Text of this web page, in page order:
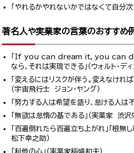
「やれるかやれないかではなくて自分次
著名人や実業家の言葉のおすすめ例
「If you can dream it, you can do
なら、それは実現できる」（ウォルト･ディ
「変えるにはリスクが伴う。変えなけれ
（宇宙飛行士 ジョン・ヤング）
「努力する人は希望を語り、怠ける人は
「無欲は怠惰の基である」（実業家 渋沢
「百遍倒れたら百遍立ち上がれ」「根無
松下幸之助）
「利他の心」（実業家稲盛和夫）